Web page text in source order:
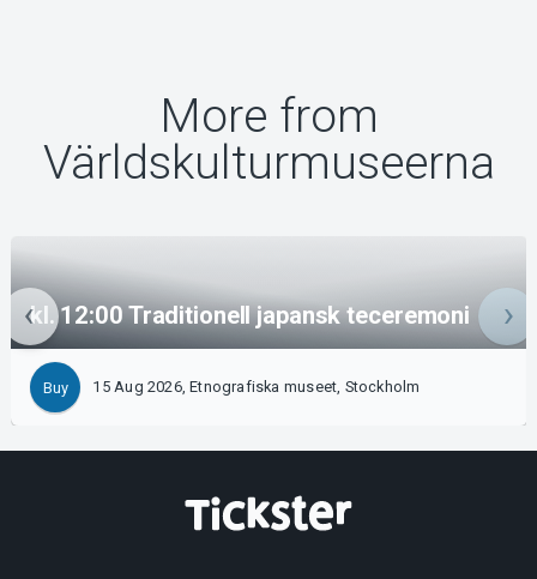
More from
Världskulturmuseerna
kl. 12:00 Traditionell japansk teceremoni
Buy 15 Aug 2026, Etnografiska museet, Stockholm